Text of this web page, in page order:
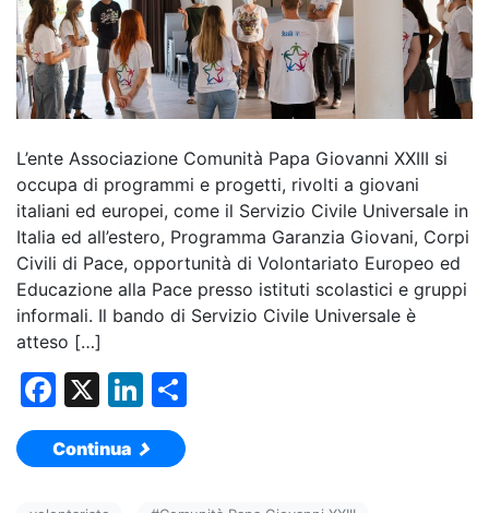
L’ente Associazione Comunità Papa Giovanni XXIII si
occupa di programmi e progetti, rivolti a giovani
italiani ed europei, come il Servizio Civile Universale in
Italia ed all’estero, Programma Garanzia Giovani, Corpi
Civili di Pace, opportunità di Volontariato Europeo ed
Educazione alla Pace presso istituti scolastici e gruppi
informali. Il bando di Servizio Civile Universale è
atteso […]
F
a
c
X
Li
n
k
Continua